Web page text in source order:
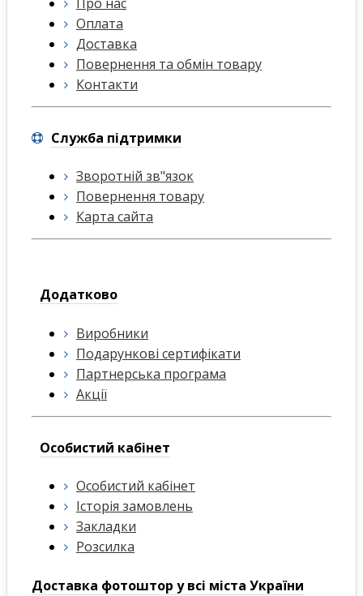
Оплата
Доставка
Повернення та обмін товару
Контакти
Служба підтримки
Зворотній зв"язок
Повернення товару
Карта сайта
Додатково
Виробники
Подарункові сертифікати
Партнерська програма
Акції
Особистий кабінет
Особистий кабінет
Історія замовлень
Закладки
Розсилка
Доставка фотоштор у всі міста України